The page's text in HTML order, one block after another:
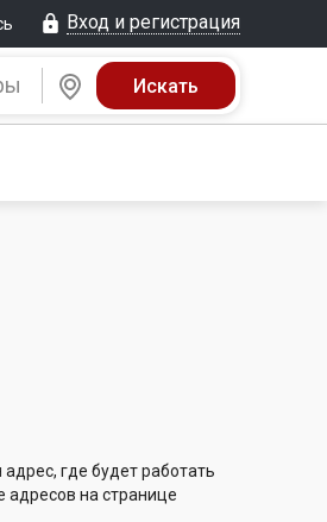
Вход и регистрация
где будет работать
адресов на странице